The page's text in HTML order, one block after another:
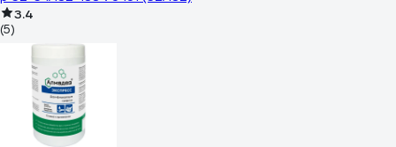
3.4
(5)